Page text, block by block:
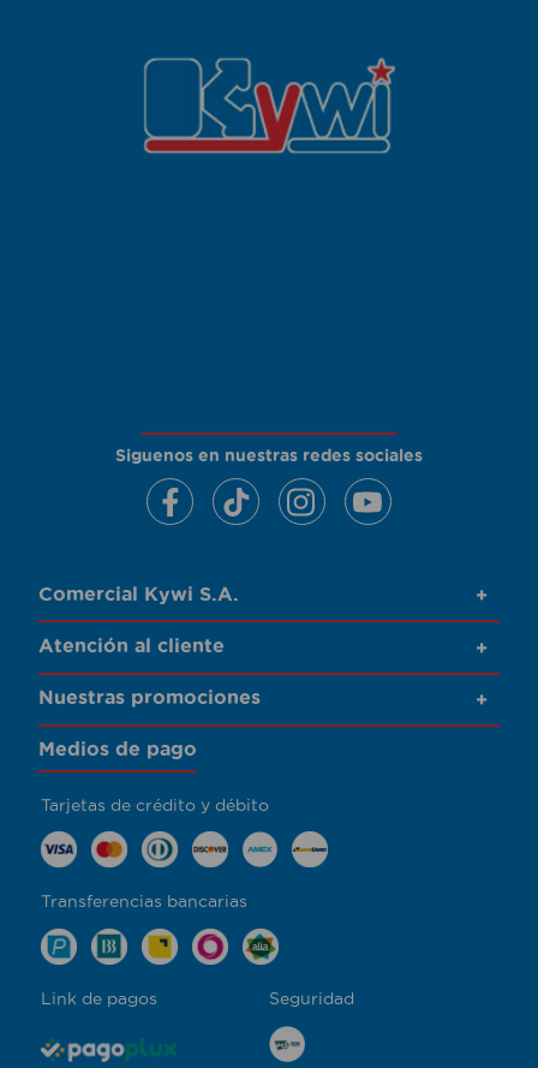
Siguenos en nuestras redes sociales
Comercial Kywi S.A. +
Atención al cliente +
Nuestras promociones +
Medios de pago
Tarjetas de crédito y débito
Transferencias bancarias
Link de pagos Seguridad